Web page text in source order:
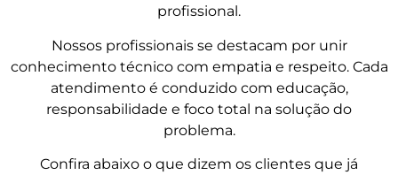
profissional.
Nossos profissionais se destacam por unir
conhecimento técnico com empatia e respeito. Cada
atendimento é conduzido com educação,
responsabilidade e foco total na solução do
problema.
Confira abaixo o que dizem os clientes que já